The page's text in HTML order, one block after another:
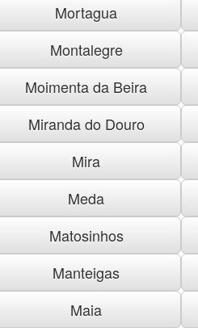
Mortagua
Montalegre
Moimenta da Beira
Miranda do Douro
Mira
Meda
Matosinhos
Manteigas
Maia